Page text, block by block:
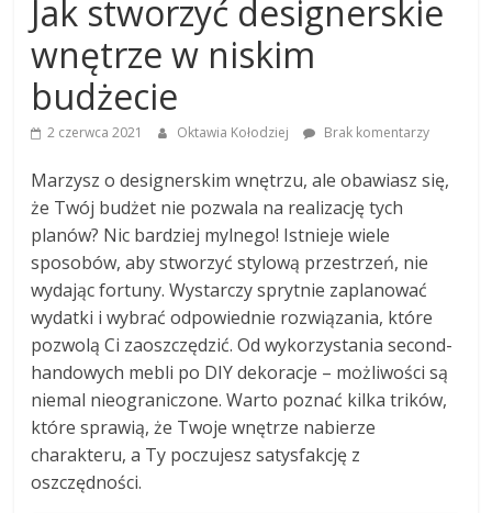
Jak stworzyć designerskie
wnętrze w niskim
budżecie
2 czerwca 2021 Oktawia Kołodziej Brak komentarzy
Marzysz o designerskim wnętrzu, ale obawiasz się,
że Twój budżet nie pozwala na realizację tych
planów? Nic bardziej mylnego! Istnieje wiele
sposobów, aby stworzyć stylową przestrzeń, nie
wydając fortuny. Wystarczy sprytnie zaplanować
wydatki i wybrać odpowiednie rozwiązania, które
pozwolą Ci zaoszczędzić. Od wykorzystania second-
handowych mebli po DIY dekoracje – możliwości są
niemal nieograniczone. Warto poznać kilka trików,
które sprawią, że Twoje wnętrze nabierze
charakteru, a Ty poczujesz satysfakcję z
oszczędności.